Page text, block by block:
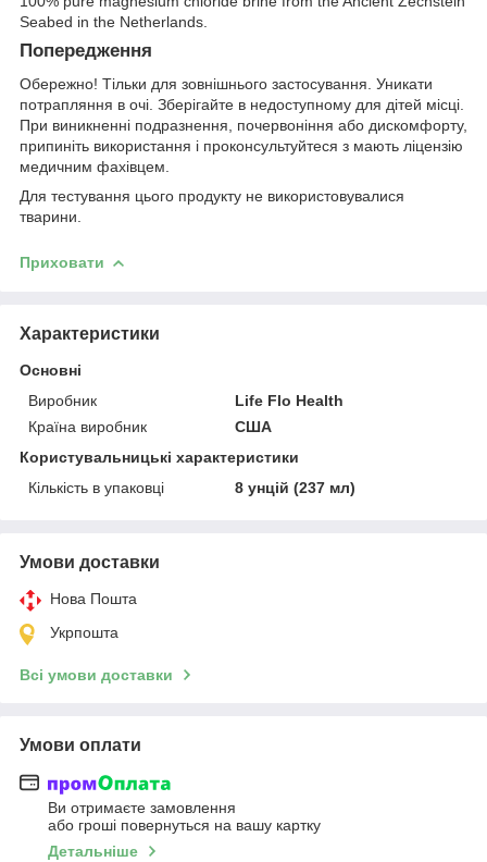
Seabed in the Netherlands.
Попередження
Обережно! Тільки для зовнішнього застосування. Уникати
потрапляння в очі. Зберігайте в недоступному для дітей місці.
При виникненні подразнення, почервоніння або дискомфорту,
припиніть використання і проконсультуйтеся з мають ліцензію
медичним фахівцем.
Для тестування цього продукту не використовувалися
тварини.
Приховати
Характеристики
Основні
Виробник
Life Flo Health
Країна виробник
США
Користувальницькі характеристики
Кількість в упаковці
8 унцій (237 мл)
Умови доставки
Нова Пошта
Укрпошта
Всі умови доставки
Умови оплати
Ви отримаєте замовлення
або гроші повернуться на вашу картку
Детальніше